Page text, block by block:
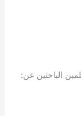
الباحثين عن: